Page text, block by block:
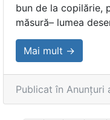
bun de la copilărie,
măsură– lumea
Mai mult →
Publicat în Anunțuri